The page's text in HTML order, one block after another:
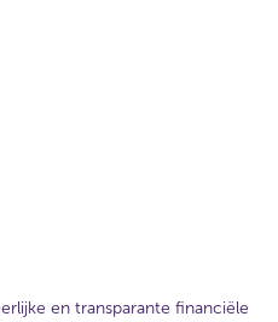
en transparante financiële